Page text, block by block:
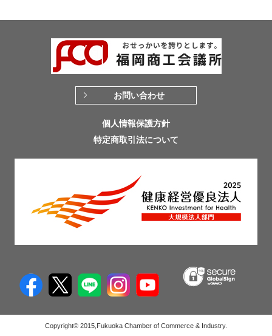
お問い合わせ
個人情報保護方針
特定商取引法について
Copyright© 2015,Fukuoka Chamber of Commerce & Industry.